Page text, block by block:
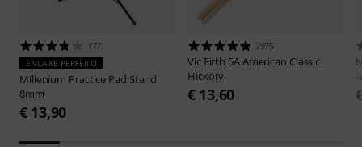
177
ENCAIXE PERFEITO
Millenium Practice Pad Stand
8mm
€ 13,90
2975
Vic Firth 5A American Classic
Hickory
€ 13,60